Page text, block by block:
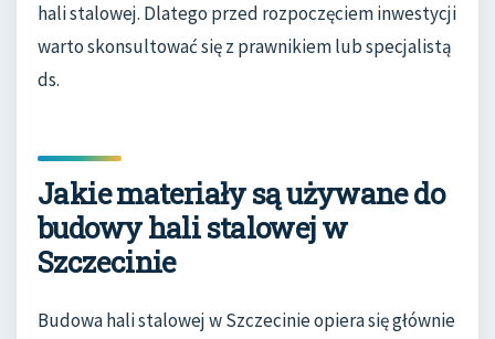
hali stalowej. Dlatego przed rozpoczęciem inwestycji
warto skonsultować się z prawnikiem lub specjalistą
ds.
Jakie materiały są używane do
budowy hali stalowej w
Szczecinie
Budowa hali stalowej w Szczecinie opiera się głównie